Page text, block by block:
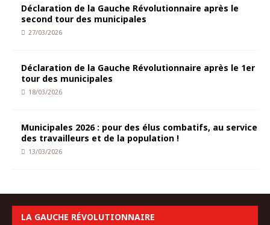
Déclaration de la Gauche Révolutionnaire après le
second tour des municipales
27/03/2026
Déclaration de la Gauche Révolutionnaire après le 1er
tour des municipales
18/03/2026
Municipales 2026 : pour des élus combatifs, au service
des travailleurs et de la population !
13/03/2026
LA GAUCHE RÉVOLUTIONNAIRE